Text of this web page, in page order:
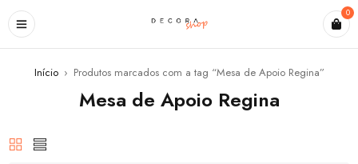
0
Início › Produtos marcados com a tag “Mesa de Apoio Regina”
Mesa de Apoio Regina